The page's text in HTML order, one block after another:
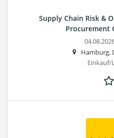
Supply Chain Risk &
Procurement
Hamburg,
Einkauf/